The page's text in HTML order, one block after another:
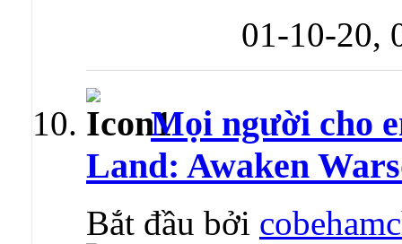
01-10-20,
Mọi người cho
Land: Awaken
Bắt đầu bởi